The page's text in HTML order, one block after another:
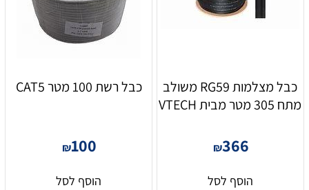
כבל מצלמות RG59 משולב
מתח 305 מטר מבית VTECH
₪366
הוסף לסל
כבל רשת 100 מטר CAT5
₪100
הוסף לסל